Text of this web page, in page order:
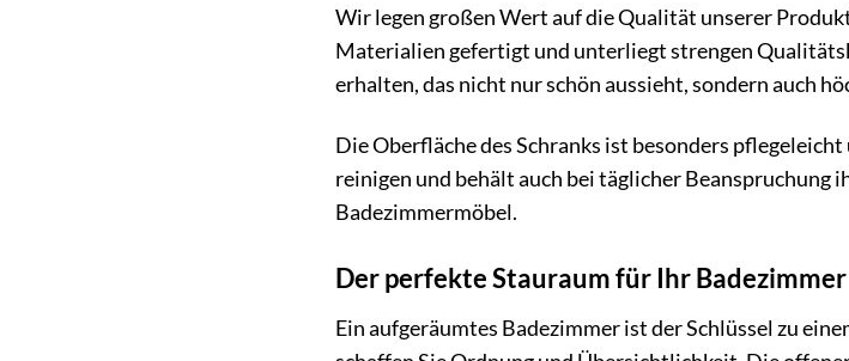
Wir legen großen Wert auf die Qualität unserer
Materialien gefertigt und unterliegt strengen
erhalten, das nicht nur schön aussieht, sondern auch
Die Oberfläche des Schranks ist besonders
reinigen und behält auch bei täglicher Beanspruchung
Badezimmermöbel.
Der perfekte Stauraum für Ihr Badezimmer
Ein aufgeräumtes Badezimmer ist der Schlüssel zu